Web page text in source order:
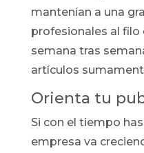
mantenían a una
profesionales al filo
semana tras
artículos
Orienta tu
Si con el tiempo
empresa va